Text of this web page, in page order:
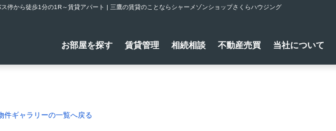
ら徒歩1分の1R～賃貸アパート | 三鷹の賃貸のことならシャーメゾンショップさくらハウジング
お部屋を探す 賃貸管理 相続相談 不動産売買 当社について
件ギャラリーの一覧へ戻る